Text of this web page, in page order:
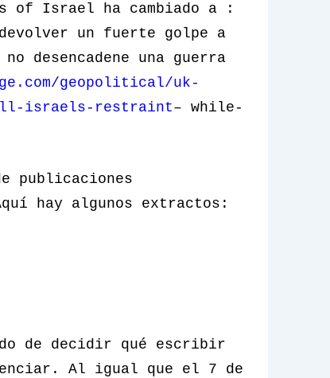
Israel ha cambiado a :
un fuerte golpe a
desencadene una guerra
geopolitical/uk-
israels-restraint– while-
publicaciones
hay algunos extractos:
de decidir qué escribir
Al igual que el 7 de